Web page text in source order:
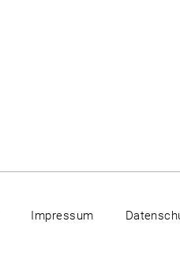
Impressum